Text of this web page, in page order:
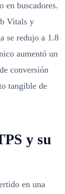
en buscadores.
Vitals y
se redujo a 1.8
aumentó un
conversión
tangible de
y su
en una